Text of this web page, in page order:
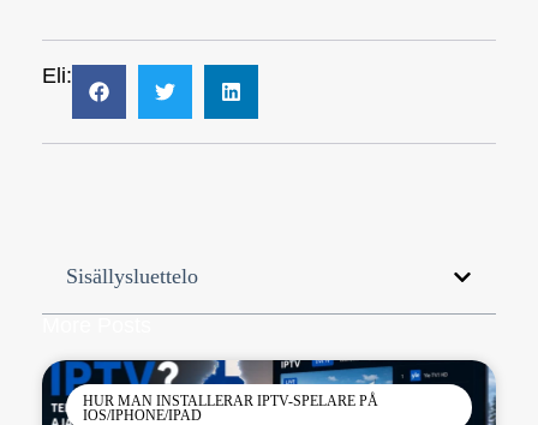
Eli:
Sisällysluettelo
HUR MAN INSTALLERAR IPTV-SPELARE PÅ
IOS/IPHONE/IPAD